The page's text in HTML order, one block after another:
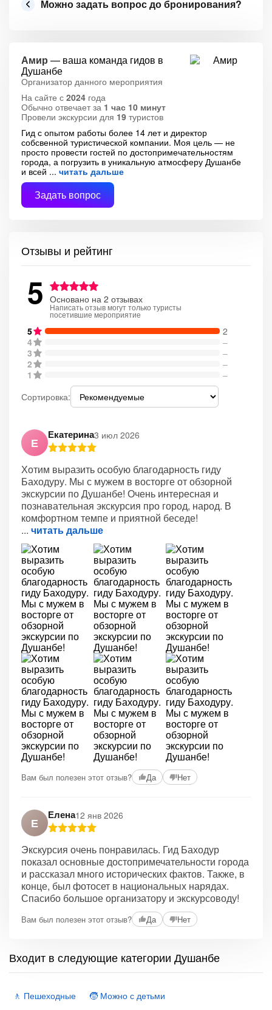
Можно задать вопрос до бронирования?
Амир — ваша команда гидов в
Душанбе
Организатор данного мероприятия
На сайте с 2024 года
Обычно отвечает за 1 час 10 минут
Провели экскурсии для 19 туристов
Гид с опытом работы более 14 лет и директор
собсвенной туристической компании. Моя цель — не
просто провести гостей по достопримечательностям
города, а погрузить в уникальную атмосферу Душанбе
и всей
читать дальше
Задать вопрос
Отзывы и рейтинг
5 Основано на 2 отзывах
Написать отзыв могут только туристы
посетившие мероприятие
5
2
4
–
3
–
2
–
1
–
Сортировка:
Е
Екатерина3 июл 2026
Хотим выразить особую благодарность гиду
Баходуру. Мы с мужем в восторге от обзорной
экскурсии по Душанбе! Очень интересная и
познавательная экскурсия про город, народ. В
комфортном темпе и приятной беседе!
читать дальше
Вам был полезен этот отзыв? Да Нет
Е
Елена12 янв 2026
Экскурсия очень понравилась. Гид Баходур
показал основные достопримечательности города
и рассказал много исторических фактов. Также, в
конце, был фотосет в национальных нарядах.
Спасибо большое организатору и экскурсоводу!
Вам был полезен этот отзыв? Да Нет
Входит в следующие категории Душанбе
🚶 Пешеходные 🧒 Можно с детьми